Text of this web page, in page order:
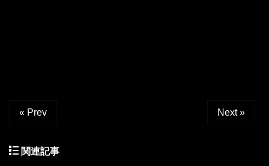
« Prev Next »
関連記事